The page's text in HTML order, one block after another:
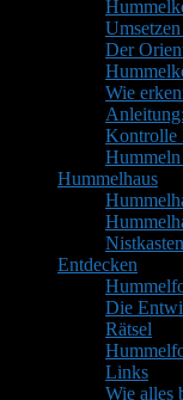
Der
Wie
Kontrolle
Hummelhaus
Entdecken
Die
Rätsel
Links
Wie alles